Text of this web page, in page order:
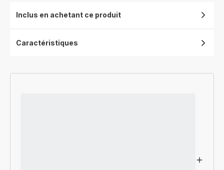
Inclus en achetant ce produit
Caractéristiques